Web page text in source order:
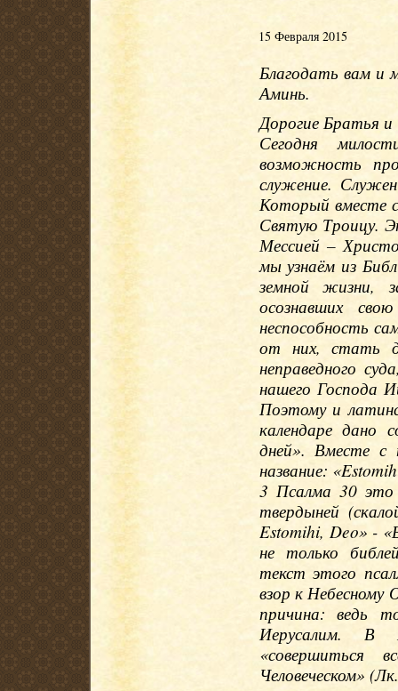
15 Февраля 2015
Благодать вам и
Аминь.
Дорогие Братья
Сегодня
возможность
служение.
Который вместе
Святую Троицу.
Мессией –
мы узнаём из
земной жизни,
осознавших
неспособность
от них, стать
неправедного
нашего Господа
Поэтому и
календаре дано
дней». Вместе с
название:
3 Псалма 30 это
твердыней
Estomihi, Deo» -
не только
текст этого
взор к
причина: ведь
Иерусалим. В
«совершиться
Человеческом»